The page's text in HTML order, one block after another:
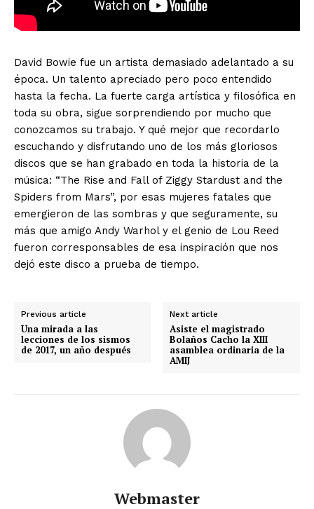
David Bowie fue un artista demasiado adelantado a su
época. Un talento apreciado pero poco entendido
hasta la fecha. La fuerte carga artística y filosófica en
toda su obra, sigue sorprendiendo por mucho que
conozcamos su trabajo. Y qué mejor que recordarlo
escuchando y disfrutando uno de los más gloriosos
discos que se han grabado en toda la historia de la
música: “The Rise and Fall of Ziggy Stardust and the
Spiders from Mars”, por esas mujeres fatales que
emergieron de las sombras y que seguramente, su
más que amigo Andy Warhol y el genio de Lou Reed
fueron corresponsables de esa inspiración que nos
dejó este disco a prueba de tiempo.
Previous article
Una mirada a las
lecciones de los sismos
de 2017, un año después
Next article
Asiste el magistrado
Bolaños Cacho la XIII
asamblea ordinaria de la
AMIJ
Webmaster